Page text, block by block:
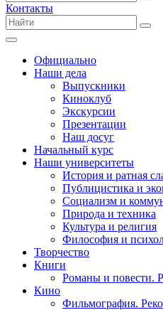
Контакты
Официально
Наши дела
Выпускники
Киноклуб
Экскурсии
Презентации
Наш досуг
Начальный курс
Наши университеты
История и ратная
Публицистика и
Социализм и
Природа и техника
Культура и религия
Философия и
Творчество
Книги
Романы и повести.
Кино
Фильмография.